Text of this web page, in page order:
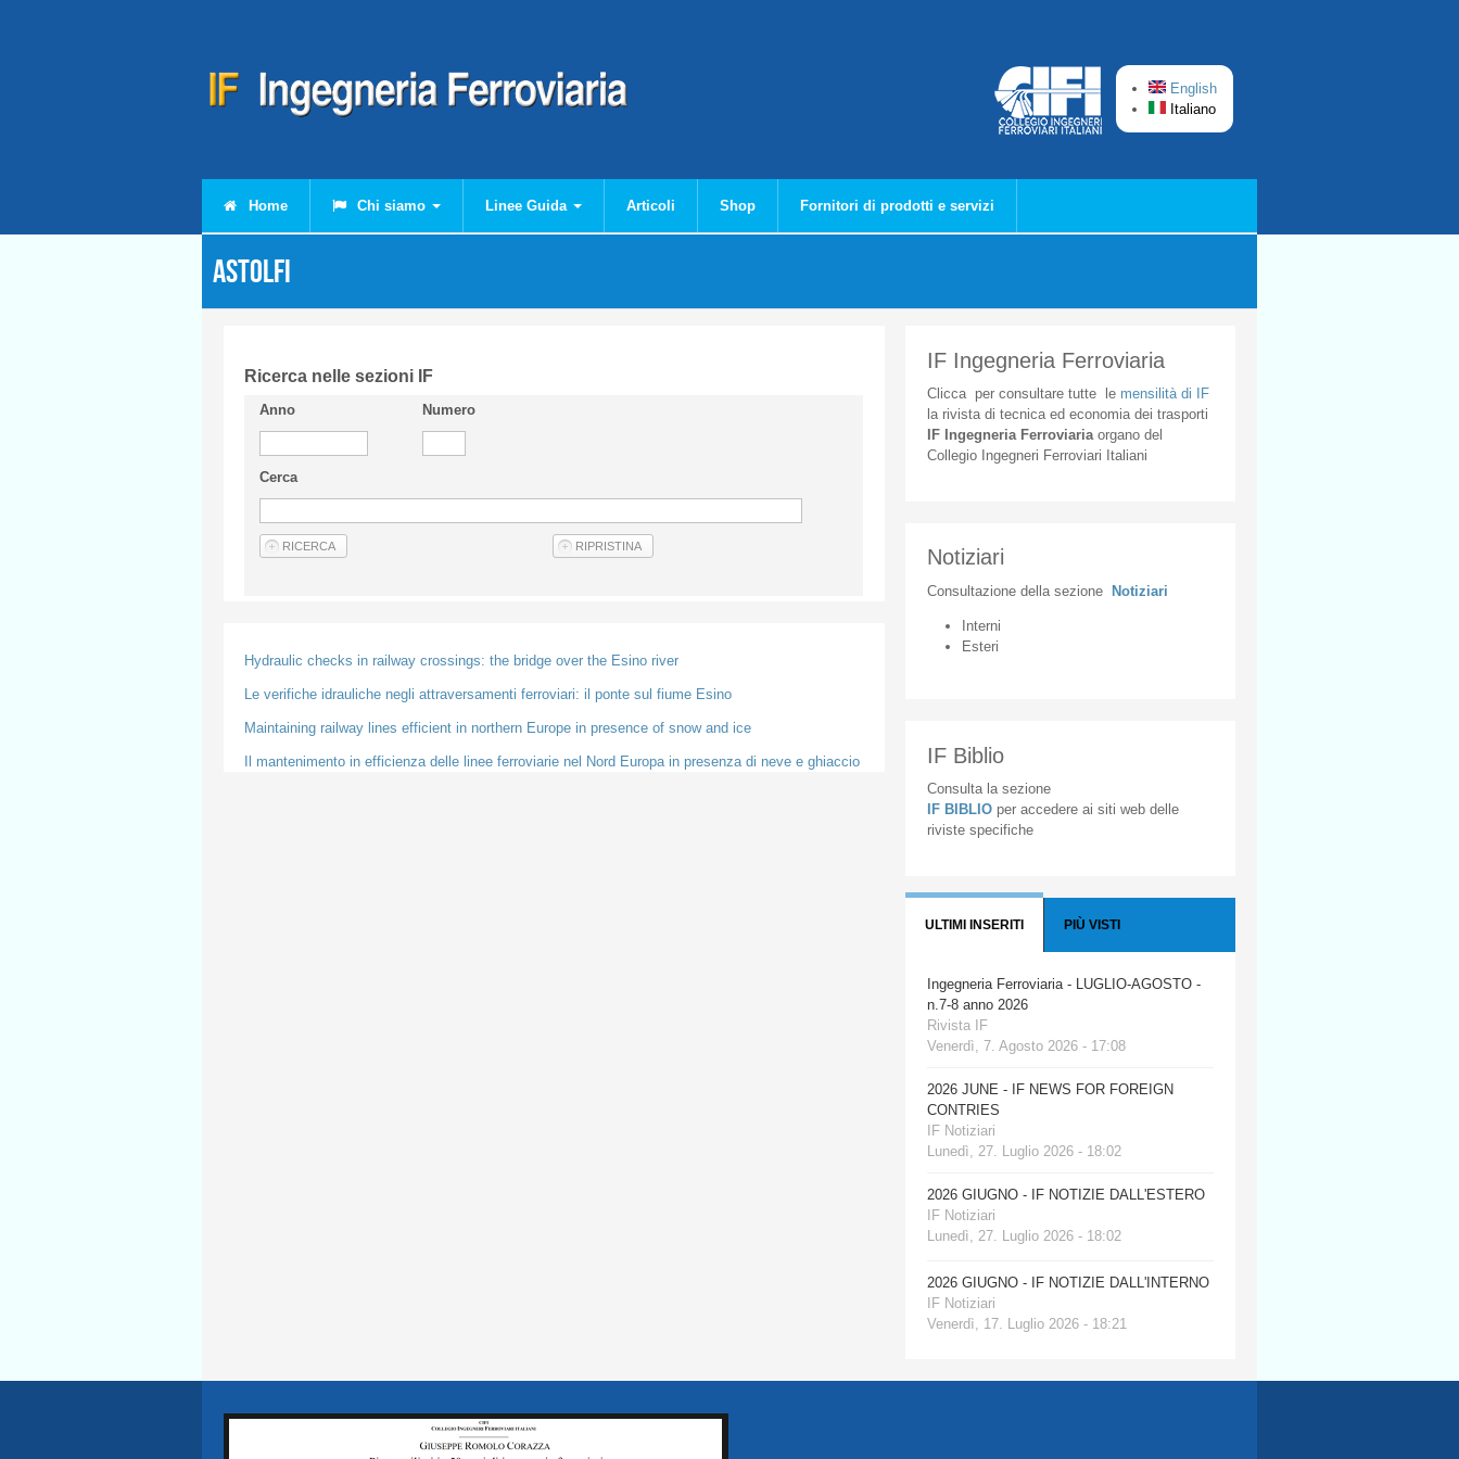
English
Italiano
Home Chi siamo Linee Guida Articoli Shop Fornitori di prodotti e servizi
ASTOLFI
Ricerca nelle sezioni IF
Anno Numero
Cerca
Hydraulic checks in railway crossings: the bridge over the Esino river
Le verifiche idrauliche negli attraversamenti ferroviari: il ponte sul fiume Esino
Maintaining railway lines efficient in northern Europe in presence of snow and ice
Il mantenimento in efficienza delle linee ferroviarie nel Nord Europa in presenza di neve e ghiaccio
IF Ingegneria Ferroviaria
Cliccaper consultare tuttele mensilità di IF
la rivista di tecnica ed economia dei trasporti
IF Ingegneria Ferroviaria organodel
Collegio
Ingegneri Ferroviari Italiani
Notiziari
Consultazione della sezione Notiziari
Interni
Esteri
IF Biblio
Consulta la sezione
IF BIBLIO per accedere ai siti web delle
riviste specifiche
ULTIMI INSERITI PIÙ VISTI
Ingegneria Ferroviaria - LUGLIO-AGOSTO -
n.7-8 anno 2026
Rivista IF
Venerdì, 7. Agosto 2026 - 17:08
2026 JUNE - IF NEWS FOR FOREIGN
CONTRIES
IF Notiziari
Lunedì, 27. Luglio 2026 - 18:02
2026 GIUGNO - IF NOTIZIE DALL'ESTERO
IF Notiziari
Lunedì, 27. Luglio 2026 - 18:02
2026 GIUGNO - IF NOTIZIE DALL'INTERNO
IF Notiziari
Venerdì, 17. Luglio 2026 - 18:21